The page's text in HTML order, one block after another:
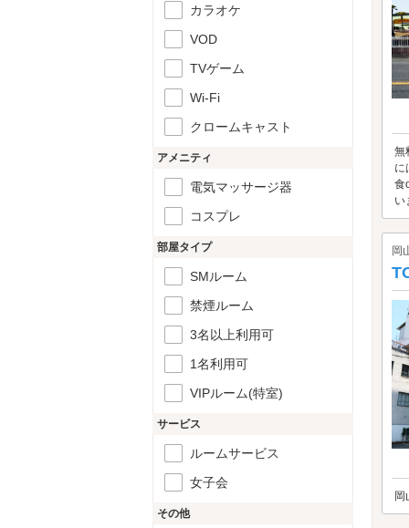
無
に
食
い
岡
岡
カラオケ
VOD
TVゲーム
Wi-Fi
クロームキャスト
アメニティ
電気マッサージ器
コスプレ
部屋タイプ
SMルーム
禁煙ルーム
3名以上利用可
1名利用可
VIPルーム(特室)
サービス
ルームサービス
女子会
その他